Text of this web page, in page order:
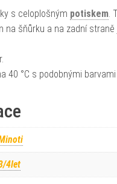
s celoplošným potiskem.
na šňůrku a na zadní
40 °C s podobnými barvami
4let